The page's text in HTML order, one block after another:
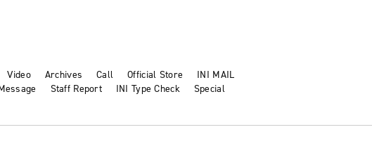
Video Archives Call Official Store INI MAIL
Staff Report INI Type Check Special